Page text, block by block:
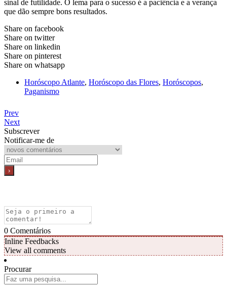
sinal de futilidade. O lema para o sucesso é a paciência e a verança
que dão sempre bons resultados.
Share on facebook
Share on twitter
Share on linkedin
Share on pinterest
Share on whatsapp
Horóscopo Atlante, Horóscopo das Flores, Horóscopos,
Paganismo
Prev
Next
Subscrever
Notificar-me de
0 Comentários
Inline Feedbacks
View all comments
Procurar